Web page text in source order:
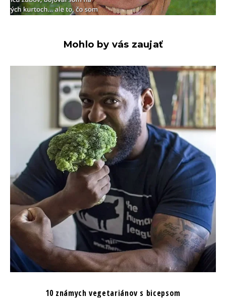
Mohlo by vás zaujať
10 známych vegetariánov s bicepsom